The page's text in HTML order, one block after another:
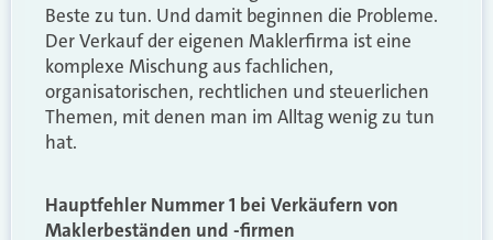
Beste zu tun. Und damit beginnen die Probleme.
Der Verkauf der eigenen Maklerfirma ist eine
komplexe Mischung aus fachlichen,
organisatorischen, rechtlichen und steuerlichen
Themen, mit denen man im Alltag wenig zu tun
hat.
Hauptfehler Nummer 1 bei Verkäufern von
Maklerbeständen und -firmen